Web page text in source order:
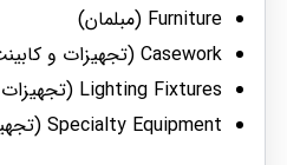
Furniture (مبلمان)
Casework (تجهیزات و کابینت‌ها)
Lighting Fixtures (تجهیزات روشنایی)
Specialty Equipment (تجهیزات ویژه)